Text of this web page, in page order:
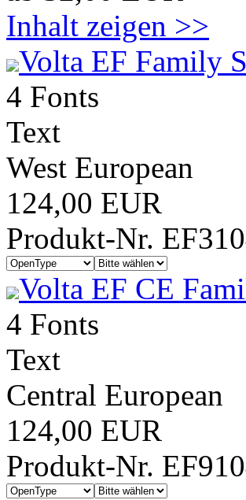
Inhalt zeigen >>
Volta EF Family
4 Fonts
Text
West European
124,00 EUR
Produkt-Nr.
Volta EF CE
4 Fonts
Text
Central European
124,00 EUR
Produkt-Nr.